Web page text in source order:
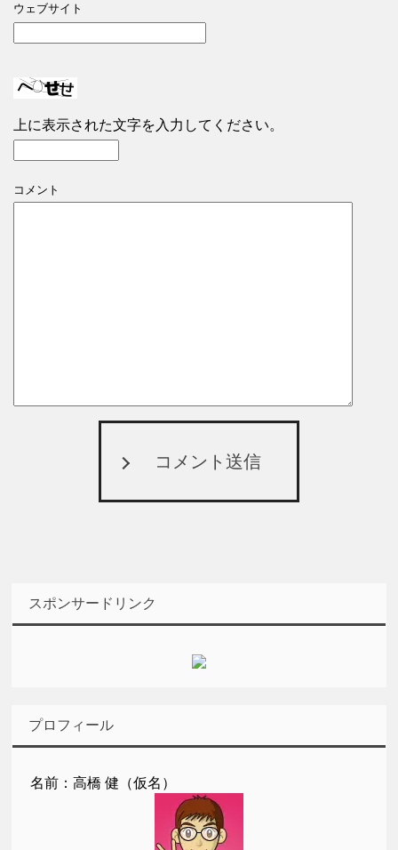
ウェブサイト
上に表示された文字を入力してください。
コメント
コメント送信
スポンサードリンク
プロフィール
名前：高橋 健（仮名）